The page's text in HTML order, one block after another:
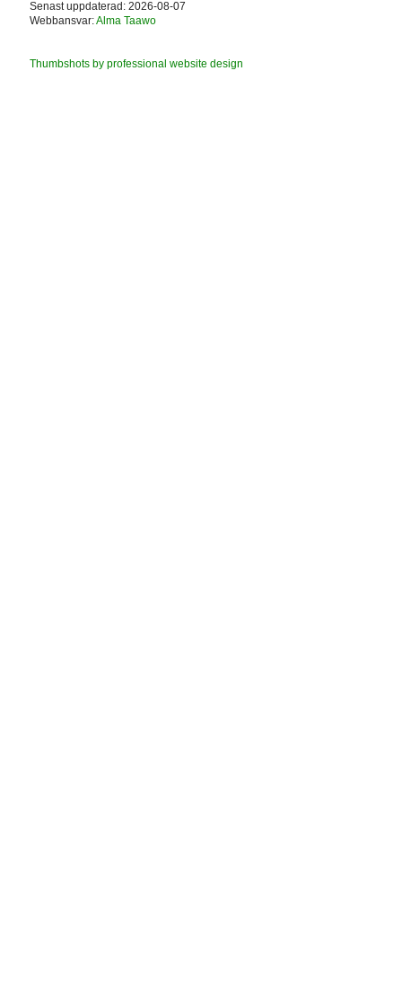
Senast uppdaterad: 2026-08-07
Webbansvar:Alma Taawo
Thumbshots by professional website design